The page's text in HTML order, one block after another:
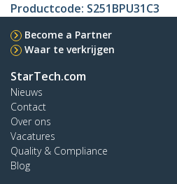
Productcode: S251BPU31C3
Become a Partner
Waar te verkrijgen
StarTech.com
Nieuws
Contact
Over ons
Vacatures
Quality & Compliance
Blog